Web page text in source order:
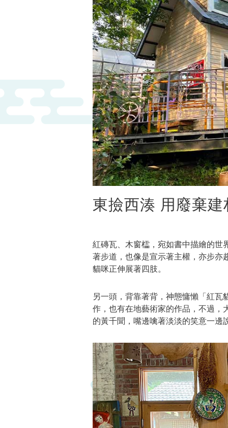
東撿西湊 用廢棄
紅磚瓦、木窗櫺，宛如書中描繪的世
著步道，也像是宣示著主權，亦步亦
貓咪正伸展著四肢。
另一頭，背靠著背，神態慵懶「紅
作，也有在地藝術家的作品，不過，
的黃千聞，嘴邊噙著淡淡的笑意一邊